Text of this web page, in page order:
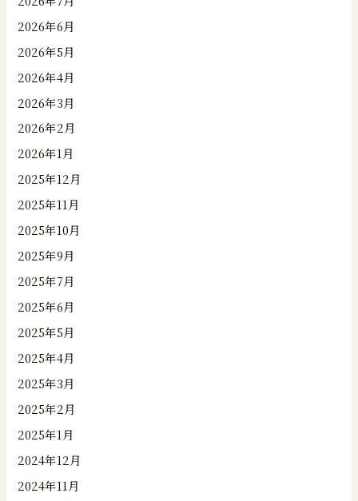
2026年6月
2026年5月
2026年4月
2026年3月
2026年2月
2026年1月
2025年12月
2025年11月
2025年10月
2025年9月
2025年7月
2025年6月
2025年5月
2025年4月
2025年3月
2025年2月
2025年1月
2024年12月
2024年11月